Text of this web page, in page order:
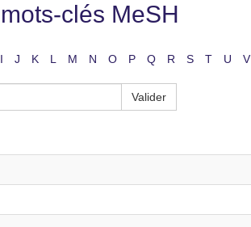
clés MeSH
I J K L M N O P Q R S T U V
Valider